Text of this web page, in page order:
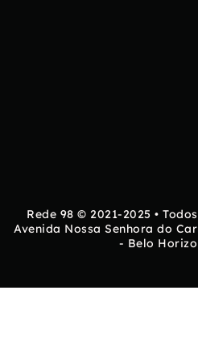
Rede 98 © 2021-2025 •
Avenida Nossa Senhora do
- Belo